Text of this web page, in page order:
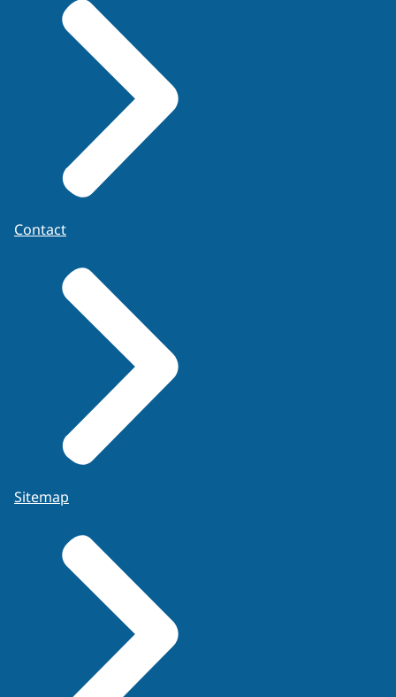
Contact
Sitemap